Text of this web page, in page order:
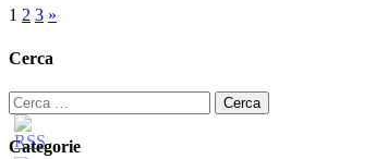
Paginazione
degli
1 2 3 »
Cerca
Ricerca
per:
Categorie